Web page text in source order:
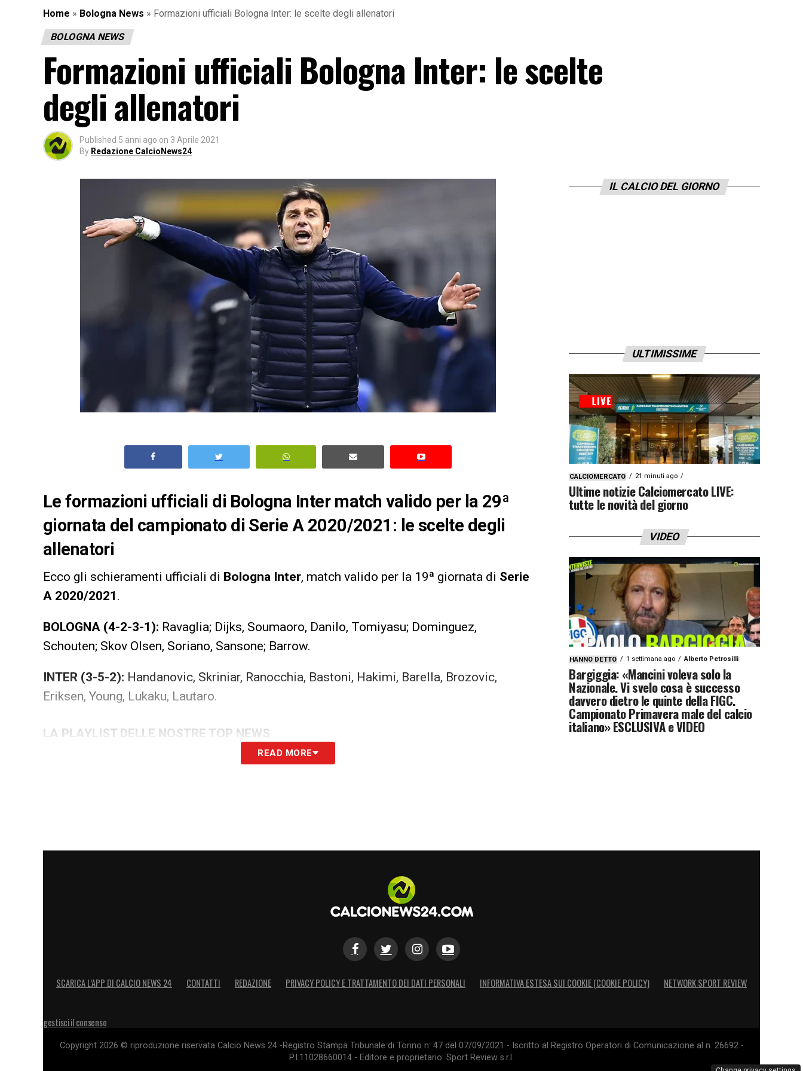
Home » Bologna News » Formazioni ufficiali Bologna Inter: le scelte degli allenatori
BOLOGNA NEWS
Formazioni ufficiali Bologna Inter: le scelte
degli allenatori
Published 5 anni ago on 3 Aprile 2021
By Redazione CalcioNews24
Le formazioni ufficiali di Bologna Inter match valido per la 29ª
giornata del campionato di Serie A 2020/2021: le scelte degli
allenatori
Ecco gli schieramenti ufficiali di Bologna Inter, match valido per la 19ª giornata di Serie
A 2020/2021 .
BOLOGNA (4-2-3-1): Ravaglia; Dijks, Soumaoro, Danilo, Tomiyasu; Dominguez,
Schouten; Skov Olsen, Soriano, Sansone; Barrow.
INTER (3-5-2): Handanovic, Skriniar, Ranocchia, Bastoni, Hakimi, Barella, Brozovic,
Eriksen, Young, Lukaku, Lautaro.
LA PLAYLIST DELLE NOSTRE TOP NEWS
READ MORE
IL CALCIO DEL GIORNO
ULTIMISSIME
CALCIOMERCATO 21 minuti ago
Ultime notizie Calciomercato LIVE:
tutte le novità del giorno
VIDEO
HANNO DETTO 1 settimana ago Alberto Petrosilli
Bargiggia: «Mancini voleva solo la
Nazionale. Vi svelo cosa è successo
davvero dietro le quinte della FIGC.
Campionato Primavera male del calcio
italiano» ESCLUSIVA e VIDEO
SCARICA L’APP DI CALCIO NEWS 24 CONTATTI REDAZIONE PRIVACY POLICY E TRATTAMENTO DEI DATI PERSONALI INFORMATIVA ESTESA SUI COOKIE (COOKIE POLICY) NETWORK SPORT REVIEW
gestisci il consenso
Copyright 2026 © riproduzione riservata Calcio News 24 -Registro Stampa Tribunale di Torino n. 47 del 07/09/2021 - Iscritto al Registro Operatori di Comunicazione al n. 26692 -
P.I.11028660014 - Editore e proprietario: Sport Review s.r.l.